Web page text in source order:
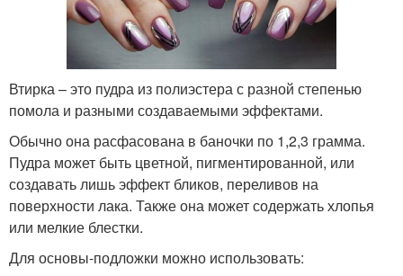
Втирка – это пудра из полиэстера с разной степенью
помола и разными создаваемыми эффектами.
Обычно она расфасована в баночки по 1,2,3 грамма.
Пудра может быть цветной, пигментированной, или
создавать лишь эффект бликов, переливов на
поверхности лака. Также она может содержать хлопья
или мелкие блестки.
Для основы-подложки можно использовать: